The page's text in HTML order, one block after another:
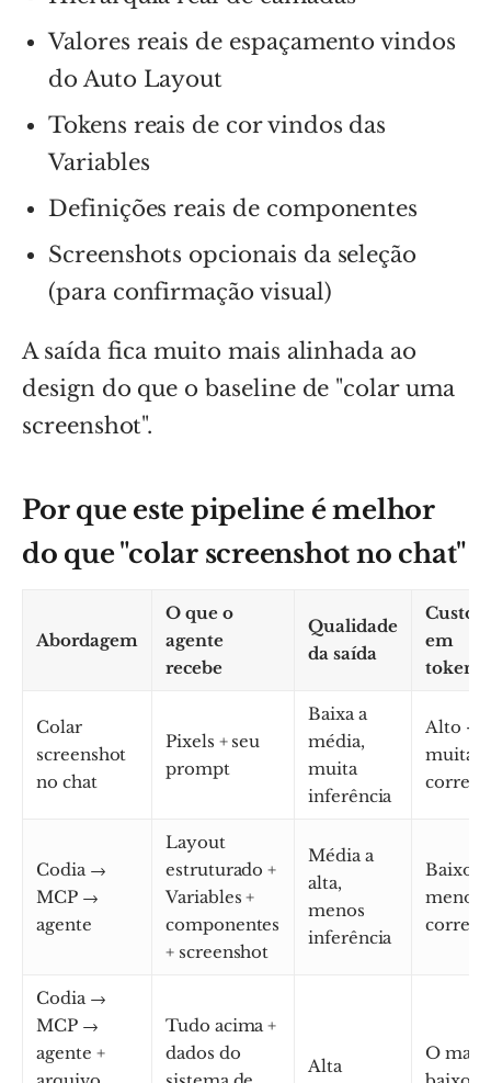
Valores reais de espaçamento vindos
do Auto Layout
Tokens reais de cor vindos das
Variables
Definições reais de componentes
Screenshots opcionais da seleção
(para confirmação visual)
A saída fica muito mais alinhada ao
design do que o baseline de "colar uma
screenshot".
Por que este pipeline é melhor
do que "colar screenshot no chat"
Abordagem
O que o
agente
recebe
Qualidade
da saída
Custo
em
tokens
Colar
screenshot
no chat
Pixels + seu
prompt
Baixa a
média,
muita
inferência
Alto —
muitas
Codia →
MCP →
agente
Layout
estruturado +
Variables +
componentes
+ screenshot
Média a
alta,
menos
inferência
Baixo
menos
Codia →
MCP →
agente +
Tudo acima +
dados do
Alta
O mais